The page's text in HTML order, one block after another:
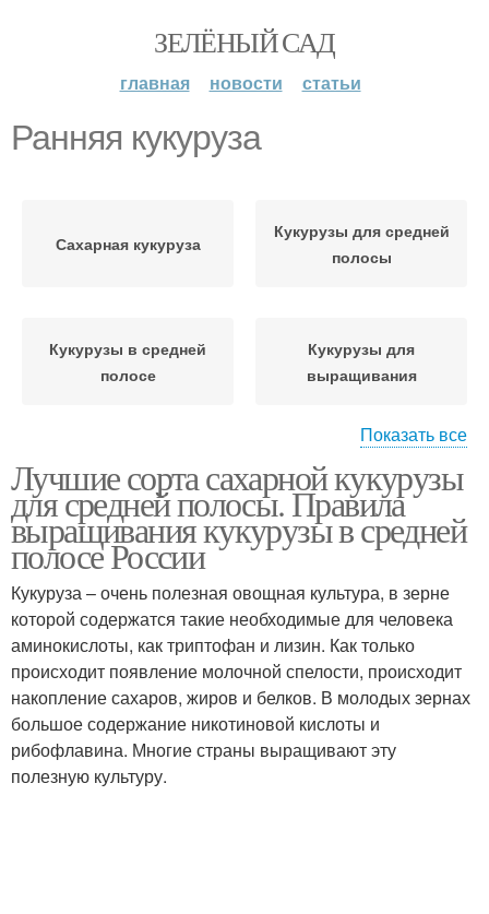
ЗЕЛЁНЫЙ САД
главная новости статьи
Ранняя кукуруза
Сахарная кукуруза
Кукурузы для средней
полосы
Кукурузы в средней
полосе
Кукурузы для
выращивания
Ранние сорта
Показать все
Лучшие сорта сахарной кукурузы
для средней полосы. Правила
выращивания кукурузы в средней
полосе России
Кукуруза – очень полезная овощная культура, в зерне
которой содержатся такие необходимые для человека
аминокислоты, как триптофан и лизин. Как только
происходит появление молочной спелости, происходит
накопление сахаров, жиров и белков. В молодых зернах
большое содержание никотиновой кислоты и
рибофлавина. Многие страны выращивают эту
полезную культуру.